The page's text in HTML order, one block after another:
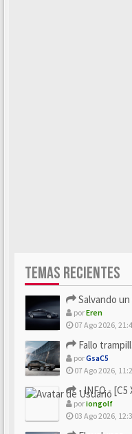
TEMAS RECIENTES
Salvando un
porEren
07 Ago 2026,
Fallo
porGsaC5
07 Ago 2026,
- INFO - [C5
poriongolf
03 Ago 2026,